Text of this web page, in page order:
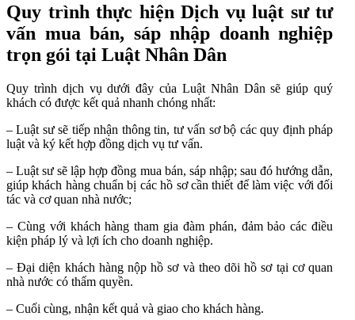
Quy trình thực hiện Dịch vụ luật sư tư
vấn mua bán, sáp nhập doanh nghiệp
trọn gói tại Luật Nhân Dân
Quy trình dịch vụ dưới đây của Luật Nhân Dân sẽ giúp quý
khách có được kết quả nhanh chóng nhất:
– Luật sư sẽ tiếp nhận thông tin, tư vấn sơ bộ các quy định pháp
luật và ký kết hợp đồng dịch vụ tư vấn.
– Luật sư sẽ lập hợp đồng mua bán, sáp nhập; sau đó hướng dẫn,
giúp khách hàng chuẩn bị các hồ sơ cần thiết để làm việc với đối
tác và cơ quan nhà nước;
– Cùng với khách hàng tham gia đàm phán, đảm bảo các điều
kiện pháp lý và lợi ích cho doanh nghiệp.
– Đại diện khách hàng nộp hồ sơ và theo dõi hồ sơ tại cơ quan
nhà nước có thẩm quyền.
– Cuối cùng, nhận kết quả và giao cho khách hàng.